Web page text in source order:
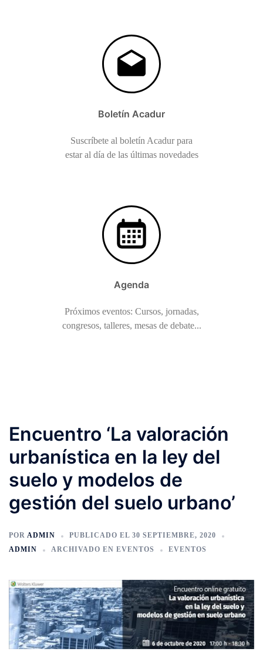
Boletín Acadur
Suscríbete al boletín Acadur para
estar al día de las últimas novedades
Agenda
Próximos eventos: Cursos, jornadas,
congresos, talleres, mesas de debate...
Encuentro ‘La valoración
urbanística en la ley del
suelo y modelos de
gestión del suelo urbano’
POR ADMIN PUBLICADO EL 30 SEPTIEMBRE, 2020
ADMIN
ARCHIVADO EN EVENTOS EVENTOS